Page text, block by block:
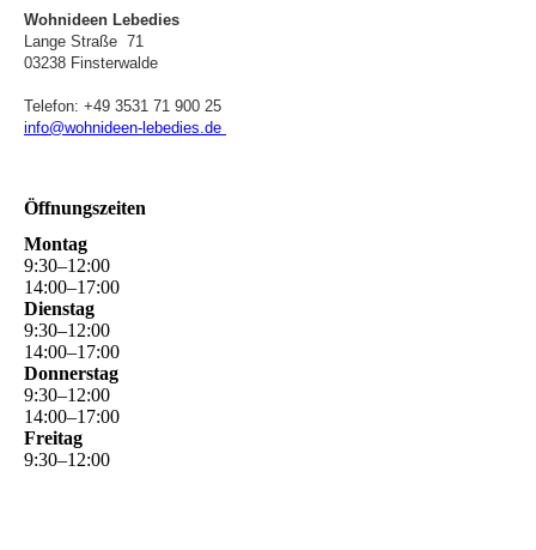
Wohnideen Lebedies
Lange Straße 71
03238 Finsterwalde
Telefon: +49 3531 71 900 25
info@wohnideen-lebedies.de
Öffnungszeiten
Montag
9:30–12:00
14:00–17:00
Dienstag
9:30–12:00
14:00–17:00
Donnerstag
9:30–12:00
14:00–17:00
Freitag
9:30–12:00